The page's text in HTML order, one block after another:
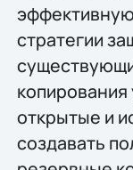
стратегии
открытые и
создавать